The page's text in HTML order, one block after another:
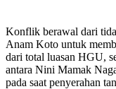
Konflik berawal dari
Anam Koto untuk
dari total luasan HGU,
antara Nini Mamak
pada saat penyerahan